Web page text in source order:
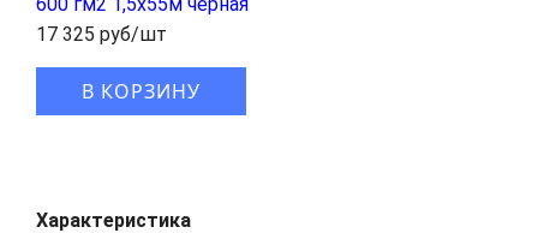
17 325 руб/шт
В КОРЗИНУ
Характеристика